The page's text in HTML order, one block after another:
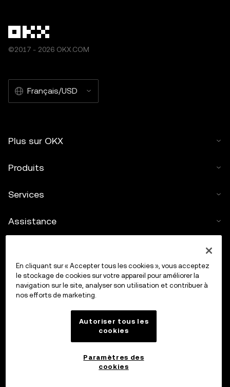
©2017 - 2026 OKX.COM
Français/USD
Plus sur OKX
Produits
Services
Assistance
Calculateur de cryptos
En cliquant sur « Accepter tous les cookies », vous acceptez
le stockage de cookies sur votre appareil pour améliorer la
navigation sur le site, analyser son utilisation et contribuer à
nos efforts de marketing.
Autoriser tous les
cookies
Paramètres des
cookies